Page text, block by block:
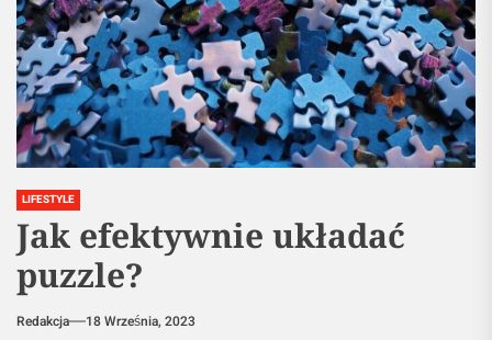
LIFESTYLE
Jak efektywnie układać
puzzle?
Redakcja 18 Września, 2023